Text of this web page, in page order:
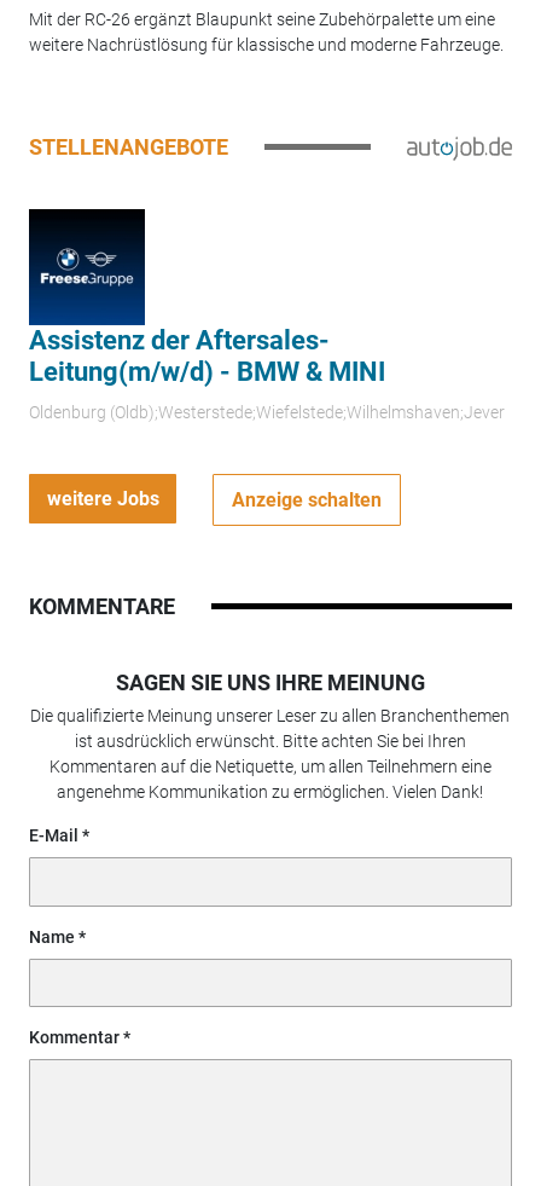
Mit der RC-26 ergänzt Blaupunkt seine Zubehörpalette um eine
weitere Nachrüstlösung für klassische und moderne Fahrzeuge.
STELLENANGEBOTE
Assistenz der Aftersales-
Leitung(m/w/d) - BMW & MINI
Oldenburg (Oldb);Westerstede;Wiefelstede;Wilhelmshaven;Jever
weitere Jobs Anzeige schalten
KOMMENTARE
SAGEN SIE UNS IHRE MEINUNG
Die qualifizierte Meinung unserer Leser zu allen Branchenthemen
ist ausdrücklich erwünscht. Bitte achten Sie bei Ihren
Kommentaren auf die Netiquette, um allen Teilnehmern eine
angenehme Kommunikation zu ermöglichen. Vielen Dank!
E-Mail
Name
Kommentar